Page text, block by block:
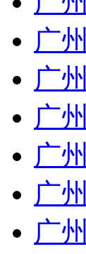
广
广
广
广
广
广